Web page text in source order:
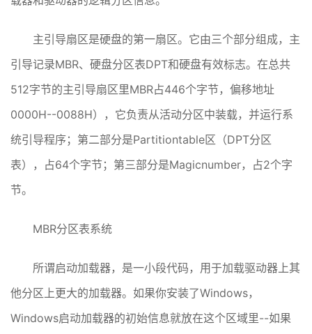
主引导扇区是硬盘的第一扇区。它由三个部分组成，主
引导记录MBR、硬盘分区表DPT和硬盘有效标志。在总共
512字节的主引导扇区里MBR占446个字节，偏移地址
0000H--0088H），它负责从活动分区中装载，并运行系
统引导程序；第二部分是Partitiontable区（DPT分区
表），占64个字节；第三部分是Magicnumber，占2个字
节。
MBR分区表系统
所谓启动加载器，是一小段代码，用于加载驱动器上其
他分区上更大的加载器。如果你安装了Windows，
Windows启动加载器的初始信息就放在这个区域里--如果